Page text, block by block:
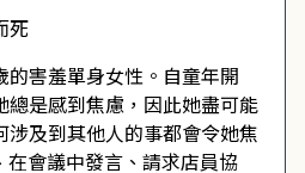
死
害羞單身女性。自童年開
是感到焦慮，因此她盡可能
及到其他人的事都會令她焦
會議中發言、請求店員協